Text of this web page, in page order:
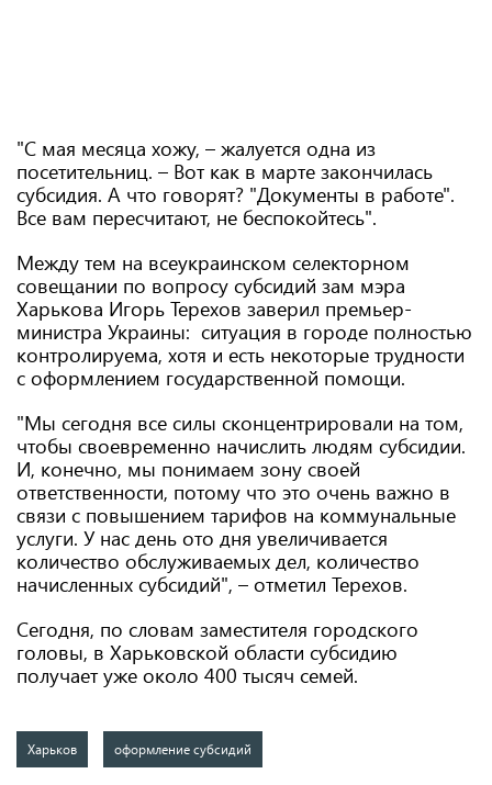
"С мая месяца хожу, – жалуется одна из
посетительниц. – Вот как в марте закончилась
субсидия. А что говорят? "Документы в работе".
Все вам пересчитают, не беспокойтесь".
Между тем на всеукраинском селекторном
совещании по вопросу субсидий зам мэра
Харькова Игорь Терехов заверил премьер-
министра Украины: ситуация в городе полностью
контролируема, хотя и есть некоторые трудности
с оформлением государственной помощи.
"Мы сегодня все силы сконцентрировали на том,
чтобы своевременно начислить людям субсидии.
И, конечно, мы понимаем зону своей
ответственности, потому что это очень важно в
связи с повышением тарифов на коммунальные
услуги. У нас день ото дня увеличивается
количество обслуживаемых дел, количество
начисленных субсидий", – отметил Терехов.
Сегодня, по словам заместителя городского
головы, в Харьковской области субсидию
получает уже около 400 тысяч семей.
Харьков оформление субсидий